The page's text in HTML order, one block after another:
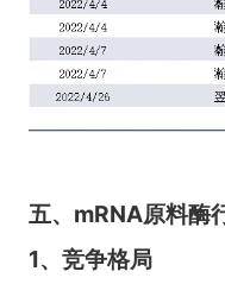
五、mRNA原料酶
1、竞争格局